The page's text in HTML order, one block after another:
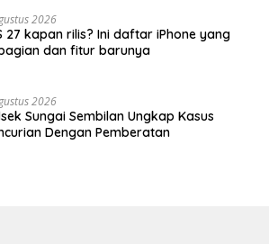
2026
27 kapan rilis? Ini daftar iPhone yang
dan fitur barunya
2026
Sungai Sembilan Ungkap Kasus
Dengan Pemberatan